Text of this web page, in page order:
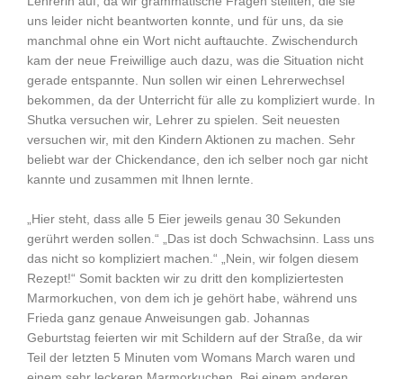
uns leider nicht beantworten konnte, und für uns, da sie
manchmal ohne ein Wort nicht auftauchte. Zwischendurch
kam der neue Freiwillige auch dazu, was die Situation nicht
gerade entspannte. Nun sollen wir einen Lehrerwechsel
bekommen, da der Unterricht für alle zu kompliziert wurde. In
Shutka versuchen wir, Lehrer zu spielen. Seit neuesten
versuchen wir, mit den Kindern Aktionen zu machen. Sehr
beliebt war der Chickendance, den ich selber noch gar nicht
kannte und zusammen mit Ihnen lernte.
„Hier steht, dass alle 5 Eier jeweils genau 30 Sekunden
gerührt werden sollen.“ „Das ist doch Schwachsinn. Lass uns
das nicht so kompliziert machen.“ „Nein, wir folgen diesem
Rezept!“ Somit backten wir zu dritt den kompliziertesten
Marmorkuchen, von dem ich je gehört habe, während uns
Frieda ganz genaue Anweisungen gab. Johannas
Geburtstag feierten wir mit Schildern auf der Straße, da wir
Teil der letzten 5 Minuten vom Womans March waren und